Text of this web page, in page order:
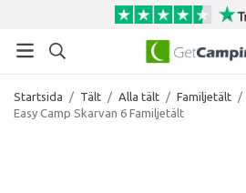
Startsida / Tält / Alla tält / Familjetält /
Easy Camp Skarvan 6 Familjetält